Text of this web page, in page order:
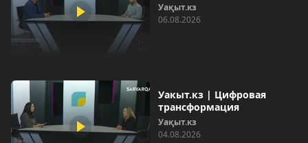
Уақыт.кз
06.08.2026
Уакыт.кз | Цифровая
трансформация
Уақыт.кз
04.08.2026